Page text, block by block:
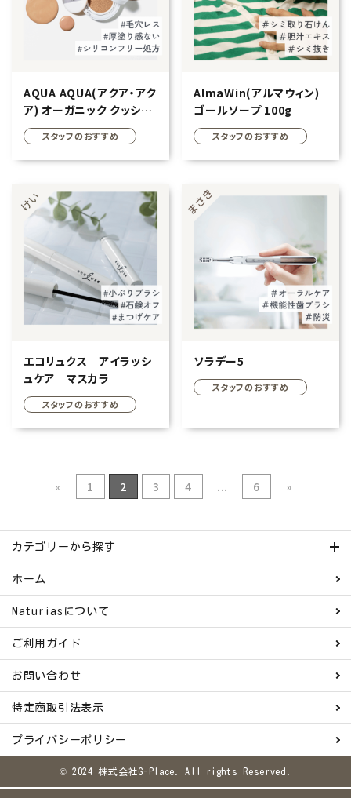
AQUA AQUA(アクア・アク
ア) オーガニック クッショ
ンコンパクト スペシャルセ
ット SPF35 PA+++
スタッフのおすすめ
AlmaWin(アルマウィン)
ゴールソープ 100g
スタッフのおすすめ
エコリュクス アイラッシ
ュケア マスカラ
スタッフのおすすめ
ソラデー5
スタッフのおすすめ
« 1 2 3 4 ... 6 »
カテゴリーから探す
ホーム
Naturiasについて
ご利用ガイド
お問い合わせ
特定商取引法表示
プライバシーポリシー
© 2024 株式会社G-Place. All rights Reserved.